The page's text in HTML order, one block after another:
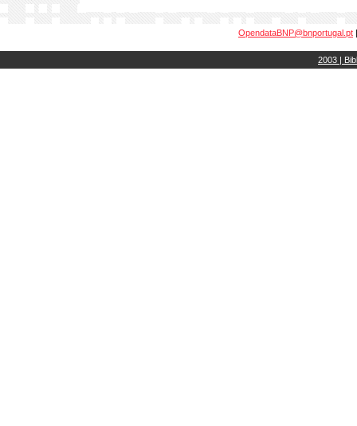
OpendataBNP@bnportugal.pt
2003 |